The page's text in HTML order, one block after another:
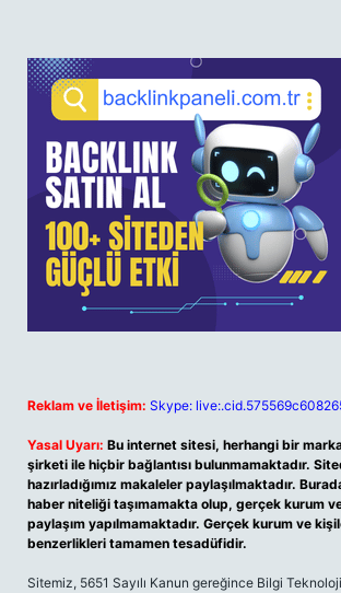
Reklam ve İletişim: Skype:
Yasal Uyarı: Bu internet sitesi, herhangi bir
şirketi ile hiçbir bağlantısı bulunmamaktadır.
hazırladığımız makaleler paylaşılmaktadır.
haber niteliği taşımamakta olup, gerçek kurum
paylaşım yapılmamaktadır. Gerçek kurum ve
benzerlikleri tamamen tesadüfidir.
Sitemiz, 5651 Sayılı Kanun gereğince Bilgi